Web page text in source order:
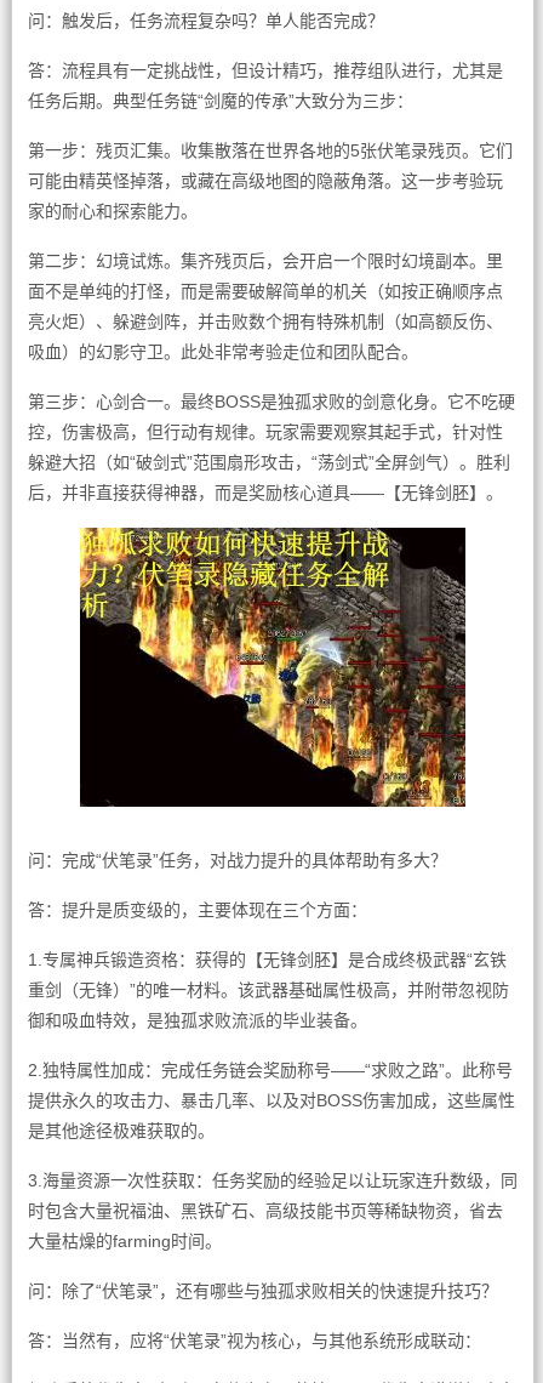
问：触发后，任务流程复杂吗？单人能否完成？
答：流程具有一定挑战性，但设计精巧，推荐组队进行，尤其是
任务后期。典型任务链“剑魔的传承”大致分为三步：
第一步：残页汇集。收集散落在世界各地的5张伏笔录残页。它们
可能由精英怪掉落，或藏在高级地图的隐蔽角落。这一步考验玩
家的耐心和探索能力。
第二步：幻境试炼。集齐残页后，会开启一个限时幻境副本。里
面不是单纯的打怪，而是需要破解简单的机关（如按正确顺序点
亮火炬）、躲避剑阵，并击败数个拥有特殊机制（如高额反伤、
吸血）的幻影守卫。此处非常考验走位和团队配合。
第三步：心剑合一。最终BOSS是独孤求败的剑意化身。它不吃硬
控，伤害极高，但行动有规律。玩家需要观察其起手式，针对性
躲避大招（如“破剑式”范围扇形攻击，“荡剑式”全屏剑气）。胜利
后，并非直接获得神器，而是奖励核心道具——【无锋剑胚】。
问：完成“伏笔录”任务，对战力提升的具体帮助有多大？
答：提升是质变级的，主要体现在三个方面：
1.专属神兵锻造资格：获得的【无锋剑胚】是合成终极武器“玄铁
重剑（无锋）”的唯一材料。该武器基础属性极高，并附带忽视防
御和吸血特效，是独孤求败流派的毕业装备。
2.独特属性加成：完成任务链会奖励称号——“求败之路”。此称号
提供永久的攻击力、暴击几率、以及对BOSS伤害加成，这些属性
是其他途径极难获取的。
3.海量资源一次性获取：任务奖励的经验足以让玩家连升数级，同
时包含大量祝福油、黑铁矿石、高级技能书页等稀缺物资，省去
大量枯燥的farming时间。
问：除了“伏笔录”，还有哪些与独孤求败相关的快速提升技巧？
答：当然有，应将“伏笔录”视为核心，与其他系统形成联动：